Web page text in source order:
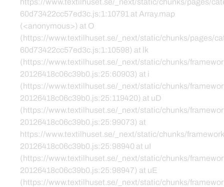
60d73422cc57ed3c.js:1:10791 at Array.map
(<anonymous>) at O
(https://www.textilhuset.se/_next/static/chunks/pages/
60d73422cc57ed3c.js:1:10598) at lk
(https://www.textilhuset.se/_next/static/chunks/
20126418c06c39b0.js:25:60903) at i
(https://www.textilhuset.se/_next/static/chunks/
20126418c06c39b0.js:25:119420) at uD
(https://www.textilhuset.se/_next/static/chunks/
20126418c06c39b0.js:25:99073) at
https://www.textilhuset.se/_next/static/chunks/
20126418c06c39b0.js:25:98940 at uI
(https://www.textilhuset.se/_next/static/chunks/
20126418c06c39b0.js:25:98947) at uE
(https://www.textilhuset.se/_next/static/chunks/